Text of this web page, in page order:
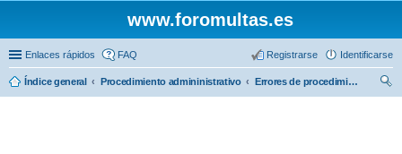
www.foromultas.es
Enlaces rápidos FAQ Identificarse
Registrarse
Índice general Procedimiento admininistrativo
Errores de procedimiento, prescripción y caducidad